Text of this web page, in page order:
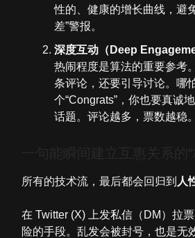
性的、健康的增长曲线，避
差”警报。
深度互动（Deep
热闹程度是算法的重要参考
条评论，还要引导讨论。哪
个“Congrats”，你也要真诚
话题。评论越多，票数越稳。
所有的技术流，最后都会回归到 人
在 Twitter (X) 上发私信（DM）拉
险的手段。乱发会被封号，也是无